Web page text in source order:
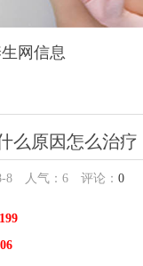
网信息
么原因怎么治疗
8 人气： 6评论： 0